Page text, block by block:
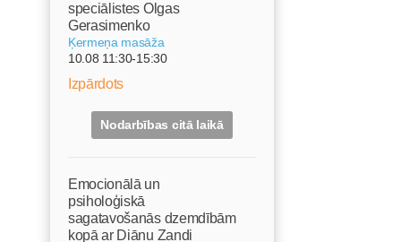
speciālistes Olgas
Gerasimenko
Ķermeņa masāža
10.08 11:30-15:30
Izpārdots
Nodarbības citā laikā
Emocionālā un
psiholoģiskā
sagatavošanās dzemdībām
kopā ar Diānu Zandi